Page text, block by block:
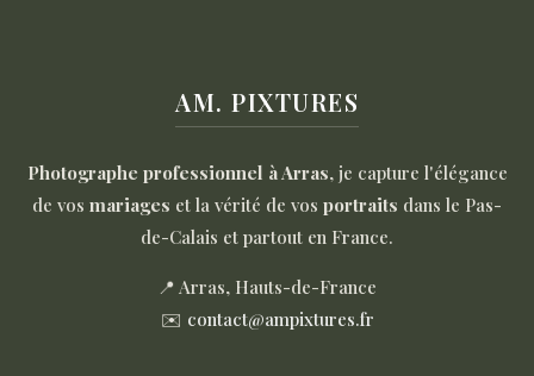
AM. PIXTURES
Photographe professionnel à Arras, je capture l'élégance
de vos mariages et la vérité de vos portraits dans le Pas-
de-Calais et partout en France.
📍 Arras, Hauts-de-France
✉️ contact@ampixtures.fr